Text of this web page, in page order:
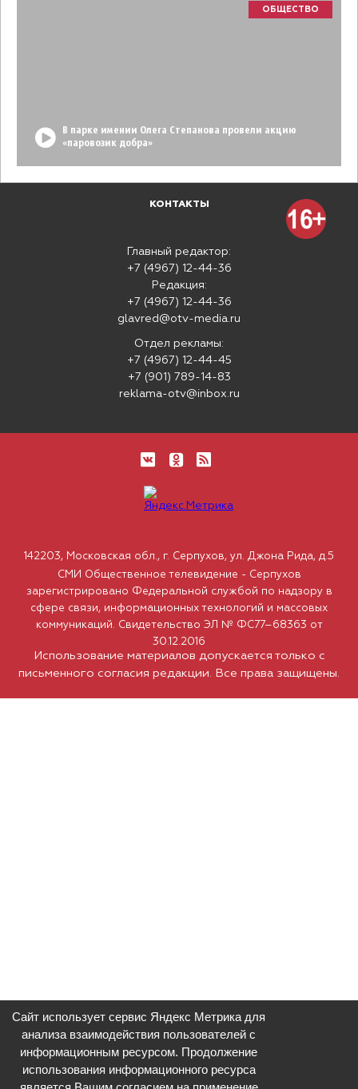
ОБЩЕСТВО
В парке имении Олега Степанова провели акцию
«паровозик добра»
КОНТАКТЫ
Главный редактор:
+7 (4967) 12-44-36
Редакция:
+7 (4967) 12-44-36
glavred@otv-media.ru
Отдел рекламы:
+7 (4967) 12-44-45
+7 (901) 789-14-83
reklama-otv@inbox.ru
Использование материалов допускается только с
письменного согласия редакции. Все права защищены.
142203, Московская обл., г. Серпухов, ул. Джона Рида, д.5
СМИ Общественное телевидение - Серпухов
зарегистрировано Федеральной службой по надзору в
сфере связи, информационных технологий и массовых
коммуникаций. Свидетельство ЭЛ № ФС77–68363 от
30.12.2016
Сайт использует сервис Яндекс Метрика для
анализа взаимодействия пользователей с
информационным ресурсом. Продолжение
использования информационного ресурса